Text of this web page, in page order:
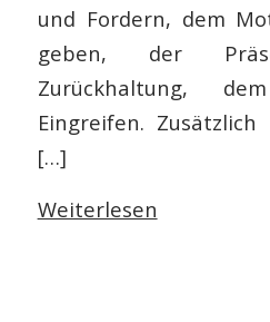
und Fordern, dem
geben, der
Zurückhaltung,
Eingreifen.
[…]
Weiterlesen